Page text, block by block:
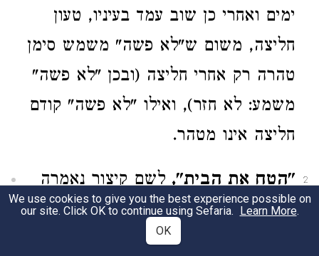
ימים ואחרי כן שוב עמד בעיניו, טעון
חליצה, משום ש"לא פשה" משמש סימן
טהרה רק אחרי חליצה (ובכן "לא פשה"
משמע: לא חזר), ואילו "לא פשה" קודם
חליצה אינו מטהר.
2 "הטח את הבית",לשם קיצור נאמרה
רק טיחה, אך מובן מאיליו שיחד אתה
דרושות גם חליצה וקיצה.
We use cookies to give you the best experience possible on
our site. Click OK to continue using Sefaria. Learn More.
OK